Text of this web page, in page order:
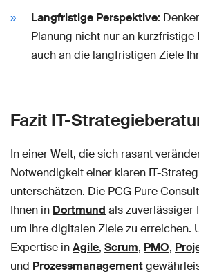
Langfristige Perspektive:
Planung nicht nur an kurzfristige
auch an die langfristigen Ziele
Fazit IT-
In einer Welt, die sich rasant
Notwendigkeit einer klaren IT-
unterschätzen. Die PCG Pure
Ihnen in Dortmund als zuverlässiger
um Ihre digitalen Ziele zu erreichen.
Expertise inAgile, Scrum, PMO,
und Prozessmanagement